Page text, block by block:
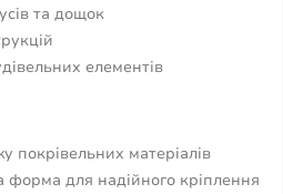
та дощок
елементів
покрівельних матеріалів
для надійного кріплення